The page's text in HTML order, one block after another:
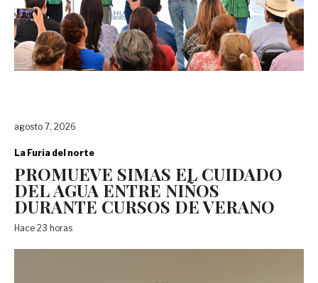
agosto 7, 2026
La Furia del norte
PROMUEVE SIMAS EL CUIDADO
DEL AGUA ENTRE NIÑOS
DURANTE CURSOS DE VERANO
Hace 23 horas